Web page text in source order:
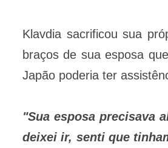
Klavdia sacrificou sua
braços de sua esposa
Japão poderia ter
"Sua esposa precisava
deixei ir, senti que